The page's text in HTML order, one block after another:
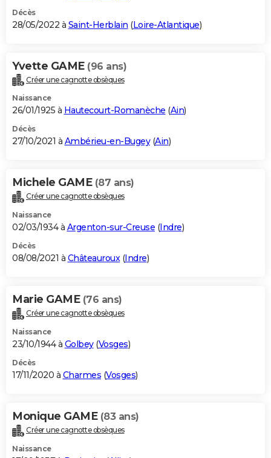
Décès
28/05/2022 à Saint-Herblain (Loire-Atlantique)
Yvette GAME (96 ans)
Créer une cagnotte obsèques
Naissance
26/01/1925 à Hautecourt-Romanèche (Ain)
Décès
27/10/2021 à Ambérieu-en-Bugey(Ain)
Michele GAME (87 ans)
Créer une cagnotte obsèques
Naissance
02/03/1934 à Argenton-sur-Creuse (Indre)
Décès
08/08/2021 à Châteauroux(Indre)
Marie GAME (76 ans)
Créer une cagnotte obsèques
Naissance
23/10/1944 à Golbey(Vosges)
Décès
17/11/2020 à Charmes (Vosges)
Monique GAME (83 ans)
Créer une cagnotte obsèques
Naissance